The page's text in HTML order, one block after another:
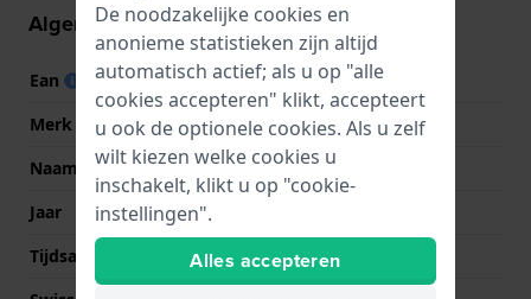
Algemene informatie
Ean
8430622643637
Merk
Festina
Naam
Ladies Only
Jaar
Tijdsaanduiding
Analoog
De noodzakelijke cookies en
anonieme statistieken zijn altijd
automatisch actief; als u op "alle
cookies accepteren" klikt, accepteert
u ook de optionele cookies. Als u zelf
wilt kiezen welke cookies u
inschakelt, klikt u op "cookie-
instellingen".
Alles accepteren